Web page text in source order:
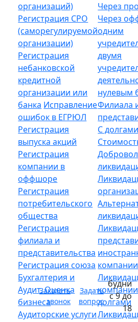
организаций)
Регистрация СРО
(саморегулируемой
организации)
Регистрация
небанковской
кредитной
организации или
банка Исправление
ошибок в ЕГРЮЛ
Регистрация
выпуска акций
Регистрация
компании в
оффшоре
Регистрация
потребительского
общества
Регистрация
филиала и
представительства
Регистрация союза
Бухгалтерия и
Аудит. Оценка
бизнеса
Аудиторские услуги
Через
Через
одним
двумя
нулевым
Филиала
С
компании
долгами
Заказать
звонок
Задать
вопрос
будни
с 9 до
18